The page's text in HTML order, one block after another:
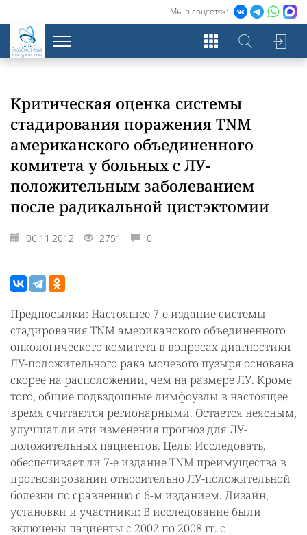
Мы в соцсетях:
Экосистема
для урологов
Критическая оценка системы
стадирования поражения TNM
американского объединенного
комитета у больных с ЛУ-
положительным заболеванием
после радикальной цистэктомии
06.11.2012 2751 0
Предпосылки: Настоящее 7-е издание системы
стадирования TNM американского объединенного
онкологического комитета в вопросах диагностики
ЛУ-положительного рака мочевого пузыря основана
скорее на расположении, чем на размере ЛУ. Кроме
того, общие подвздошные лимфоузлы в настоящее
время считаются регионарными. Остается неясным,
улучшат ли эти изменения прогноз для ЛУ-
положительных пациентов. Цель: Исследовать,
обеспечивает ли 7-е издание TNM преимущества в
прогнозировании относительно ЛУ-положительной
болезни по сравнению с 6-м изданием. Дизайн,
установки и участники: В исследование были
включены пациенты с 2002 по 2008 гг. с